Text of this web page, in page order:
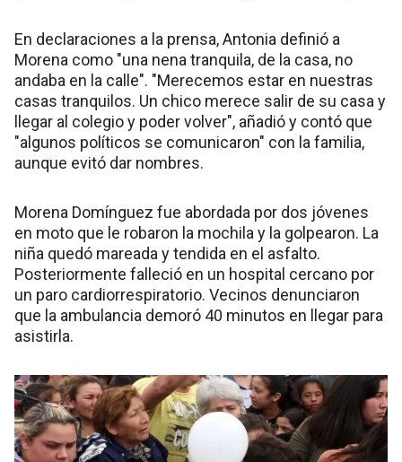
En declaraciones a la prensa, Antonia definió a
Morena como "una nena tranquila, de la casa, no
andaba en la calle". "Merecemos estar en nuestras
casas tranquilos. Un chico merece salir de su casa y
llegar al colegio y poder volver", añadió y contó que
"algunos políticos se comunicaron" con la familia,
aunque evitó dar nombres.
Morena Domínguez fue abordada por dos jóvenes
en moto que le robaron la mochila y la golpearon. La
niña quedó mareada y tendida en el asfalto.
Posteriormente falleció en un hospital cercano por
un paro cardiorrespiratorio. Vecinos denunciaron
que la ambulancia demoró 40 minutos en llegar para
asistirla.